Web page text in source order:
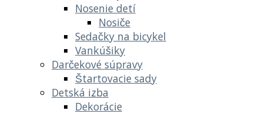
Nosenie detí
Nosiče
Sedačky na bicykel
Vankúšiky
Darčekové súpravy
Štartovacie sady
Detská izba
Dekorácie